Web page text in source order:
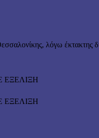
λόγω έκτακτης
ΕΞΕΛΙΞΗ
ΕΞΕΛΙΞΗ